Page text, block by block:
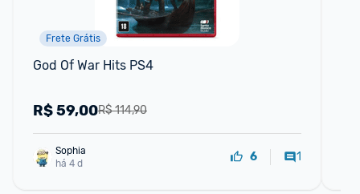
Frete Grátis
God Of War Hits PS4
R$ 114,90
R$59,00
Sophia
há 4 d
6 1